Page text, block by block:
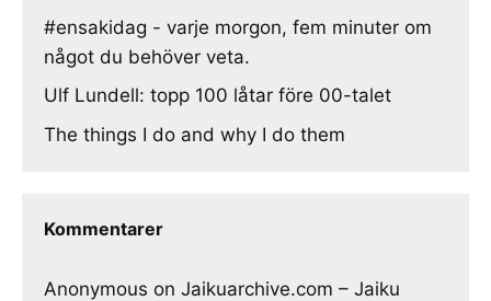
#ensakidag - varje morgon, fem minuter om
något du behöver veta.
Ulf Lundell: topp 100 låtar före 00-talet
The things I do and why I do them
Kommentarer
Anonymous on Jaikuarchive.com – Jaiku